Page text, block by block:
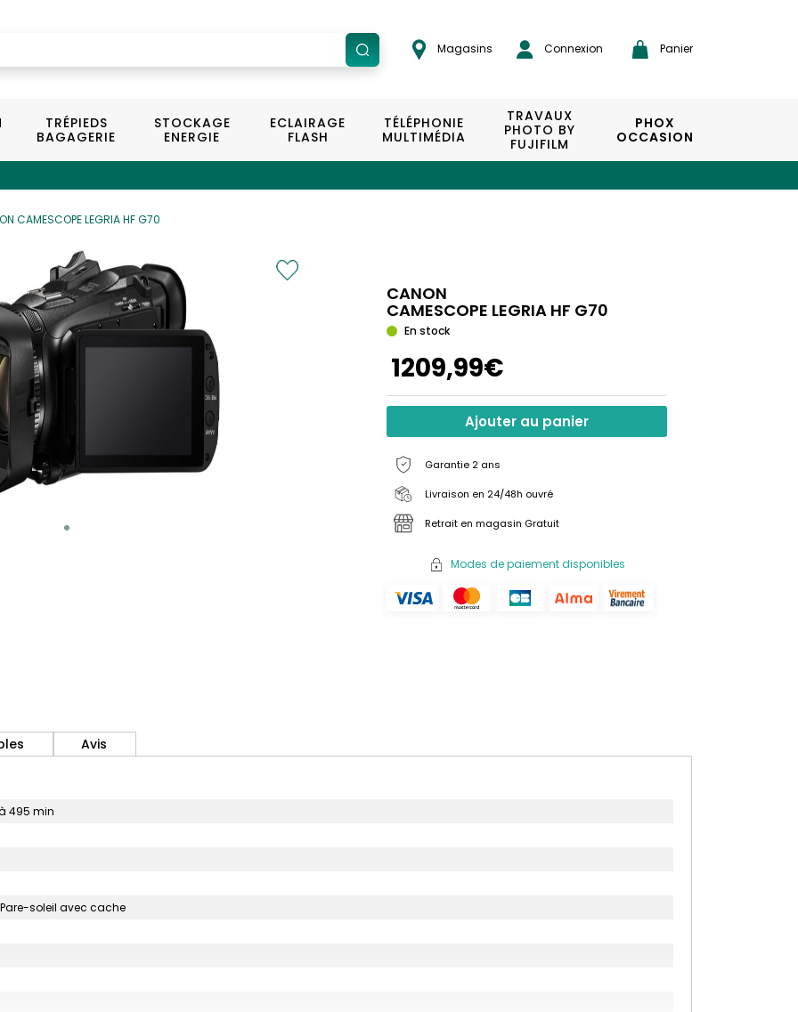
Magasins Connexion Panier
TRÉPIEDS
BAGAGERIE
STOCKAGE
ENERGIE
ECLAIRAGE
FLASH
TÉLÉPHONIE
MULTIMÉDIA
TRAVAUX
PHOTO BY
FUJIFILM
PHOX
OCCASION
CAMESCOPE LEGRIA HF G70
CANON
CAMESCOPE LEGRIA HF G70
En stock
1209,99€
Ajouter au panier
Garantie 2 ans
Livraison en 24/48h ouvré
Retrait en magasin Gratuit
Modes de paiement disponibles
Avis
495 min
soleil avec cache